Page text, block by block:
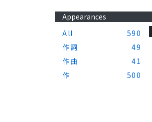
Appearances
All
590
作詞
49
作曲
41
作
500